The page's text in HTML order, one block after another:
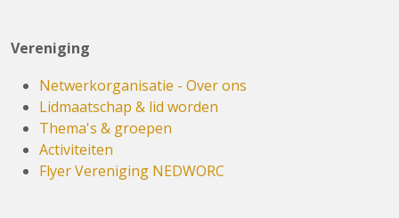
Vereniging
Netwerkorganisatie - Over ons
Lidmaatschap & lid worden
Thema's & groepen
Activiteiten
Flyer Vereniging NEDWORC